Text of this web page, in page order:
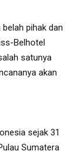
pihak dan
Belhotel
satunya
akan
sejak 31
Sumatera